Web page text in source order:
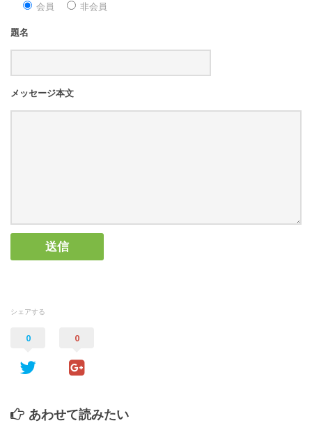
会員
非会員
題名
メッセージ本文
シェアする
0 0
あわせて読みたい